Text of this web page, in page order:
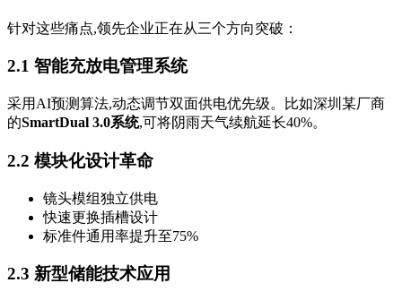
针对这些痛点,领先企业正在从三个方向突破：
2.1 智能充放电管理系统
采用AI预测算法,动态调节双面供电优先级。比如深圳某厂商
的SmartDual 3.0系统,可将阴雨天气续航延长40%。
2.2 模块化设计革命
镜头模组独立供电
快速更换插槽设计
标准件通用率提升至75%
2.3 新型储能技术应用